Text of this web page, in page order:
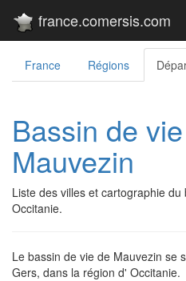
france.comersis.com
France Régions
Bassin de
Mauvezin
Liste des villes et cartographie
Occitanie.
Le bassin de vie de Mauvezin se
Gers, dans la région d' Occitanie.